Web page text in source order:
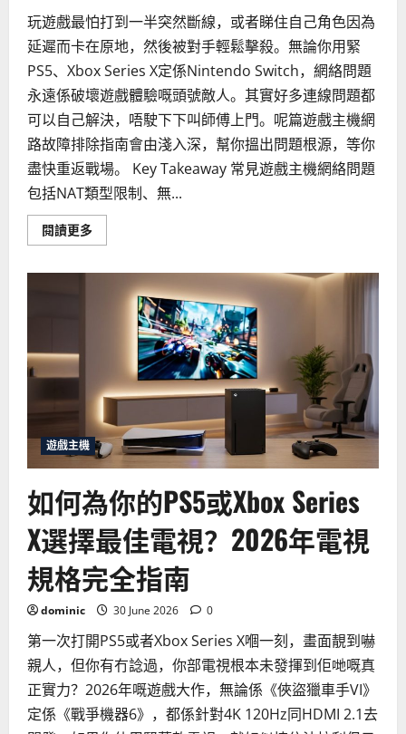
玩遊戲最怕打到一半突然斷線，或者睇住自己角色因為
延遲而卡在原地，然後被對手輕鬆擊殺。無論你用緊
PS5、Xbox Series X定係Nintendo Switch，網絡問題
永遠係破壞遊戲體驗嘅頭號敵人。其實好多連線問題都
可以自己解決，唔駛下下叫師傅上門。呢篇遊戲主機網
路故障排除指南會由淺入深，幫你搵出問題根源，等你
盡快重返戰場。 Key Takeaway 常見遊戲主機網絡問題
包括NAT類型限制、無...
閱讀更多Read
more
機
網
問
題
與
解
決
法
遊戲主機
如何為你的PS5或Xbox Series
X選擇最佳電視？2026年電視
規格完全指南
dominic 30 June 2026 0
第一次打開PS5或者Xbox Series X嗰一刻，畫面靚到嚇
親人，但你有冇諗過，你部電視根本未發揮到佢哋嘅真
正實力？2026年嘅遊戲大作，無論係《俠盜獵車手VI》
定係《戰爭機器6》，都係針對4K 120Hz同HDMI 2.1去